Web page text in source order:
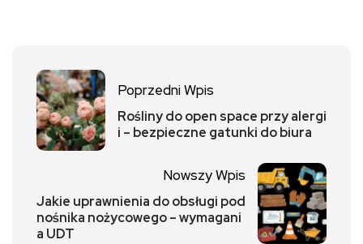
Poprzedni Wpis
Rośliny do open space przy alergi
i – bezpieczne gatunki do biura
Nowszy Wpis
Jakie uprawnienia do obsługi pod
nośnika nożycowego – wymagani
a UDT